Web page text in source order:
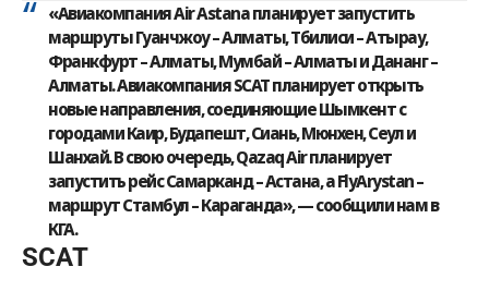
«Авиакомпания Air Astana планирует запустить
маршруты Гуанчжоу – Алматы, Тбилиси – Атырау,
Франкфурт – Алматы, Мумбай – Алматы и Дананг –
Алматы. Авиакомпания SCAT планирует открыть
новые направления, соединяющие Шымкент с
городами Каир, Будапешт, Сиань, Мюнхен, Сеул и
Шанхай. В свою очередь, Qazaq Air планирует
запустить рейс Самарканд – Астана, а FlyArystan –
маршрут Стамбул – Караганда», — сообщили нам в
КГА.
SCAT